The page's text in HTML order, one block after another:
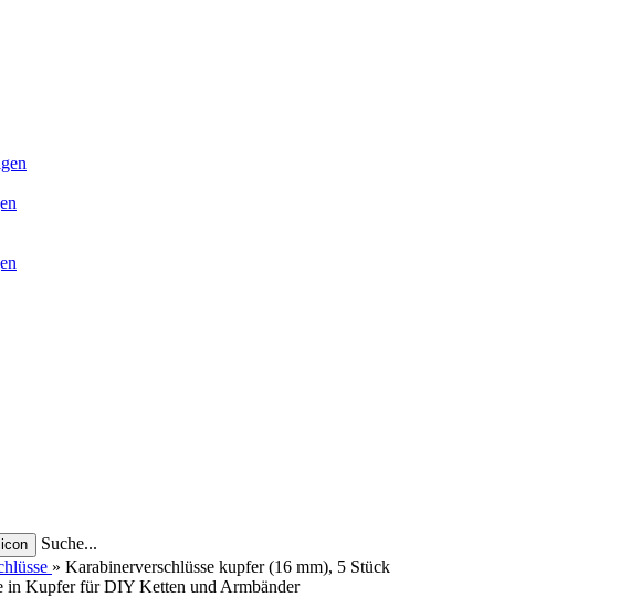
Suche...
» Karabinerverschlüsse kupfer (16 mm), 5 Stück